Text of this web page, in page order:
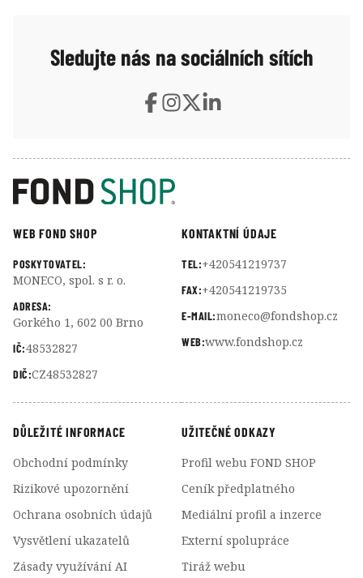
digitální psychologické podpoře.
Sledujte nás na sociálních sítích
WEB FOND SHOP
POSKYTOVATEL:
MONECO, spol. s r. o.
ADRESA:
Gorkého 1, 602 00 Brno
IČ:48532827
DIČ:CZ48532827
KONTAKTNÍ ÚDAJE
TEL:+420541219737
FAX:+420541219735
E-MAIL:moneco@fondshop.cz
WEB:www.fondshop.cz
DŮLEŽITÉ INFORMACE
Obchodní podmínky
Rizikové upozornění
Ochrana osobních údajů
Vysvětlení ukazatelů
Zásady využívání AI
UŽITEČNÉ ODKAZY
Profil webu FOND SHOP
Ceník předplatného
Mediální profil a inzerce
Externí spolupráce
Tiráž webu